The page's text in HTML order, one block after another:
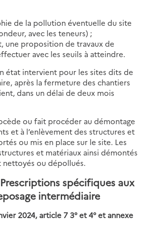
de la pollution éventuelle du site
avec les teneurs) ;
une proposition de travaux de
avec les seuils à atteindre.
état intervient pour les sites dits de
après la fermeture des chantiers
dans un délai de deux mois
ou fait procéder au démontage
et à l’enlèvement des structures et
ou mis en place sur le site. Les
et matériaux ainsi démontés
nettoyés ou dépollués.
spécifiques aux
intermédiaire
2024, article 7 3° et 4° et annexe